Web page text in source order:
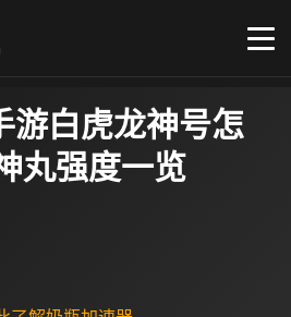
游白虎龙神号怎
丸强度一览